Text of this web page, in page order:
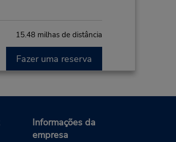
15.48 milhas de distância
Fazer uma reserva
16.59 milhas de distância
Informações da
empresa